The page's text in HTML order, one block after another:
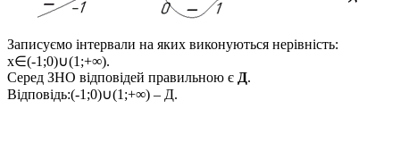
Записуємо інтервали на яких виконуються нерівність:
x∈(-1;0)∪(1;+∞).
Серед ЗНО відповідей правильною є Д.
Відповідь:(-1;0)∪(1;+∞) – Д.